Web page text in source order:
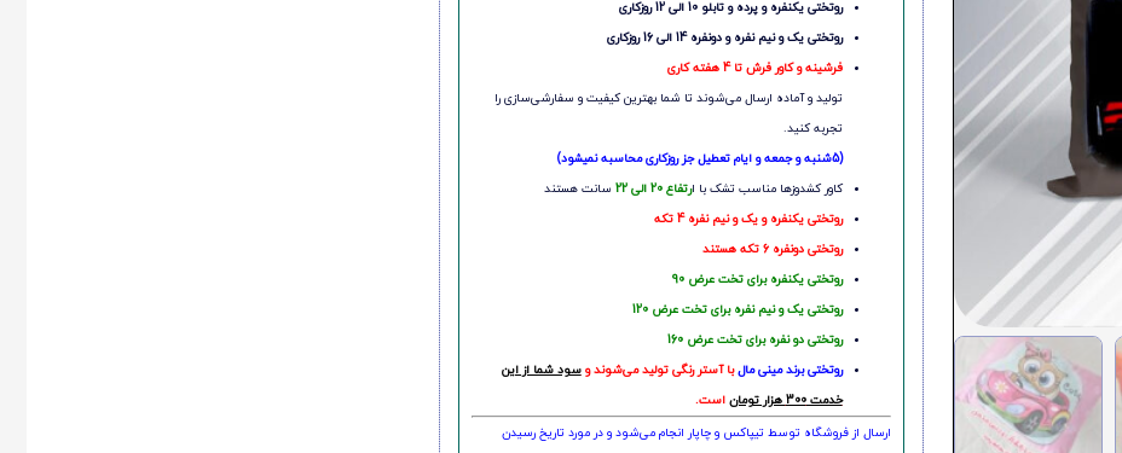
روتختی یکنفره و پرده و تابلو 10 الی 12 روزکاری
روتختی یک و نیم نفره و دونفره 14 الی 16 روزکاری
فرشینه و کاور فرش تا 4 هفته کاری
تولید و آماده ارسال می‌شوند تا شما بهترین کیفیت و سفارشی‌سازی را
تجربه کنید.
(5شنبه و جمعه و ایام تعطیل جز روزکاری محاسبه نمیشود)
کاور کشدوزها مناسب تشک با ارتفاع 20 الی 22
سانت هستند
روتختی یکنفره و یک و نیم نفره 4 تکه
روتختی دونفره 6 تکه هستند
روتختی یکنفره برای تخت عرض 90
روتختی یک و نیم نفره برای تخت عرض 120
روتختی دو نفره برای تخت عرض 160
روتختی‌ برند مینی مالبا آستر رنگی تولید می‌شوند وسود شما از این
خدمت 300 هزار تومان
است.
ارسال از فروشگاه توسط تیپاکس و چاپار انجام می‌شود و در مورد تاریخ رسیدن